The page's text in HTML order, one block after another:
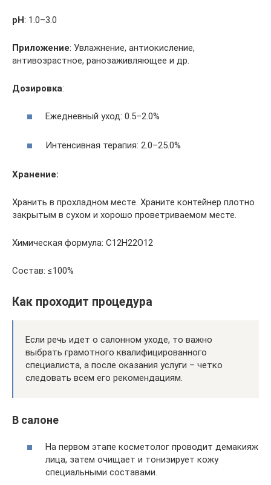
pH: 1.0–3.0
Приложение: Увлажнение, антиокисление,
антивозрастное, ранозаживляющее и др.
Дозировка:
Ежедневный уход: 0.5–2.0%
Интенсивная терапия: 2.0–25.0%
Хранение:
Хранить в прохладном месте. Храните контейнер плотно
закрытым в сухом и хорошо проветриваемом месте.
Химическая формула: C12H22O12
Состав: ≤100%
Как проходит процедура
Если речь идет о салонном уходе, то важно
выбрать грамотного квалифицированного
специалиста, а после оказания услуги – четко
следовать всем его рекомендациям.
В салоне
На первом этапе косметолог проводит демакияж
лица, затем очищает и тонизирует кожу
специальными составами.